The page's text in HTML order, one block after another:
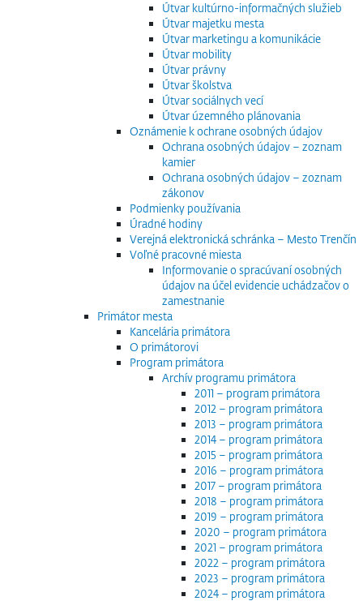
Útvar kultúrno-informačných služieb
Útvar majetku mesta
Útvar marketingu a komunikácie
Útvar mobility
Útvar právny
Útvar školstva
Útvar sociálnych vecí
Útvar územného plánovania
Oznámenie k ochrane osobných údajov
Ochrana osobných údajov – zoznam
kamier
Ochrana osobných údajov – zoznam
zákonov
Podmienky používania
Úradné hodiny
Verejná elektronická schránka – Mesto Trenčín
Voľné pracovné miesta
Informovanie o spracúvaní osobných
údajov na účel evidencie uchádzačov o
zamestnanie
Primátor mesta
Kancelária primátora
O primátorovi
Program primátora
Archív programu primátora
2011 – program primátora
2012 – program primátora
2013 – program primátora
2014 – program primátora
2015 – program primátora
2016 – program primátora
2017 – program primátora
2018 – program primátora
2019 – program primátora
2020 – program primátora
2021 – program primátora
2022 – program primátora
2023 – program primátora
2024 – program primátora